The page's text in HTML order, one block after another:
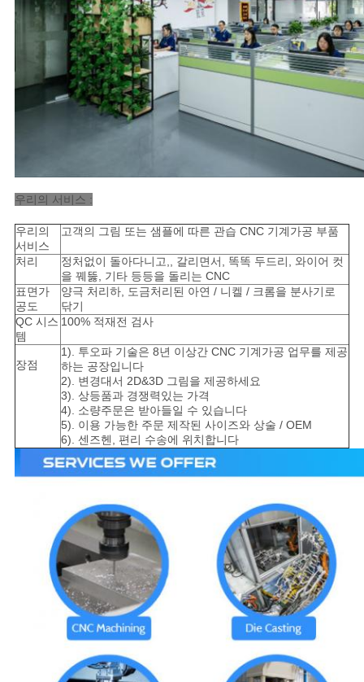
우리의 서비스 :
우리의
서비스
고객의 그림 또는 샘플에 따른 관습 CNC 기계가공 부품
처리
정처없이 돌아다니고,, 갈리면서, 똑똑 두드리, 와이어 컷
을 꿰뚫, 기타 등등을 돌리는 CNC
표면가
공도
양극 처리하, 도금처리된 아연 / 니켈 / 크롬을 분사기로
닦기
QC 시스
템
100% 적재전 검사
장점
1). 투오파 기술은 8년 이상간 CNC 기계가공 업무를 제공
하는 공장입니다
2). 변경대서 2D&3D 그림을 제공하세요
3). 상등품과 경쟁력있는 가격
4). 소량주문은 받아들일 수 있습니다
5). 이용 가능한 주문 제작된 사이즈와 상술 / OEM
6). 센즈헨, 편리 수송에 위치합니다